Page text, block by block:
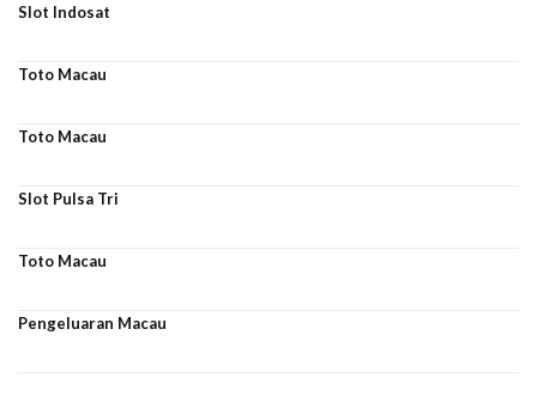
Slot Indosat
Toto Macau
Toto Macau
Slot Pulsa Tri
Toto Macau
Pengeluaran Macau